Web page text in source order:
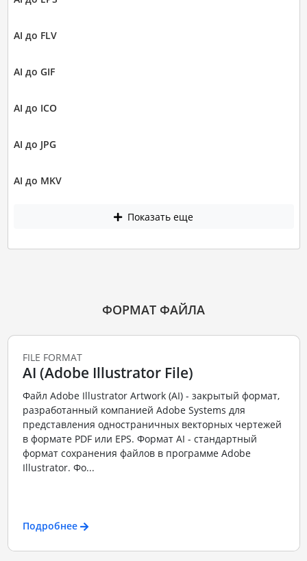
AI до FLV
AI до GIF
AI до ICO
AI до JPG
AI до MKV
Показать еще
ФОРМАТ ФАЙЛА
FILE FORMAT
AI (Adobe Illustrator File)
Файл Adobe Illustrator Artwork (AI) - закрытый формат,
разработанный компанией Adobe Systems для
представления одностраничных векторных чертежей
в формате PDF или EPS. Формат AI - стандартный
формат сохранения файлов в программе Adobe
Illustrator. Фо...
Подробнее